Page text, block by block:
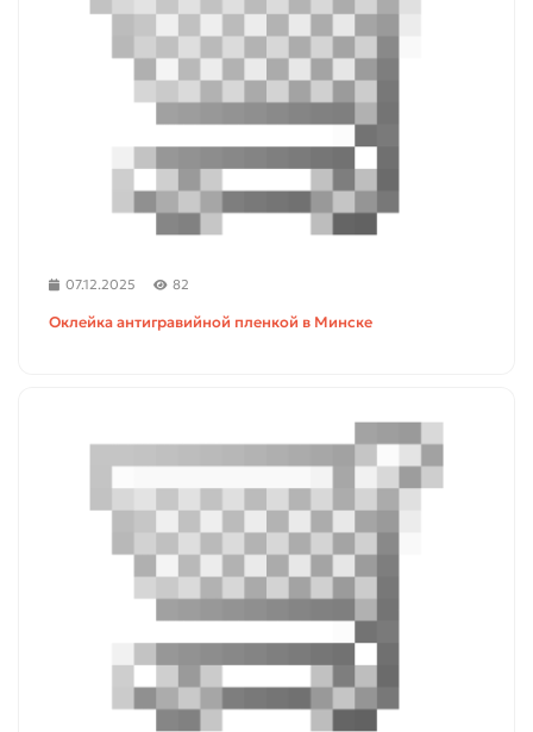
07.12.2025 82
Оклейка антигравийной пленкой в Минске